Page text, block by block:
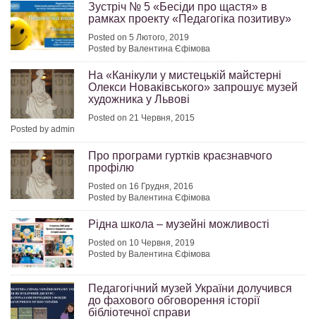
Зустріч № 5 «Бесіди про щастя» в
рамках проекту «Педагогіка позитиву»
Posted on 5 Лютого, 2019
Posted by Валентина Єфімова
На «Канікули у мистецькій майстерні
Олекси Новаківського» запрошує музей
художника у Львові
Posted on 21 Червня, 2015
Posted by admin
Про програми гуртків краєзнавчого
профілю
Posted on 16 Грудня, 2016
Posted by Валентина Єфімова
Рідна школа – музейні можливості
Posted on 10 Червня, 2019
Posted by Валентина Єфімова
Педагогічний музей України долучився
до фахового обговорення історії
бібліотечної справи